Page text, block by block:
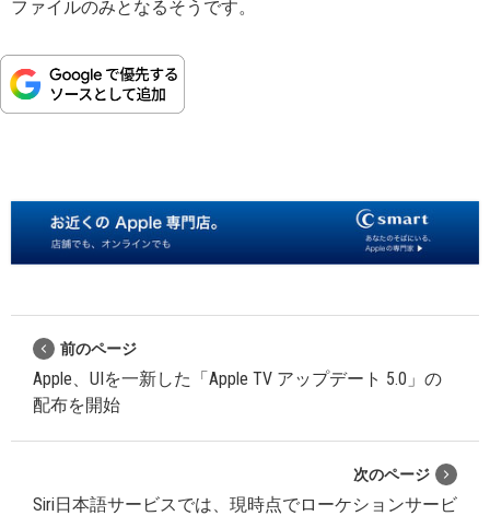
ファイルのみとなるそうです。
前のページ
Apple、UIを一新した「Apple TV アップデート 5.0」の
配布を開始
次のページ
Siri日本語サービスでは、現時点でローケションサービ